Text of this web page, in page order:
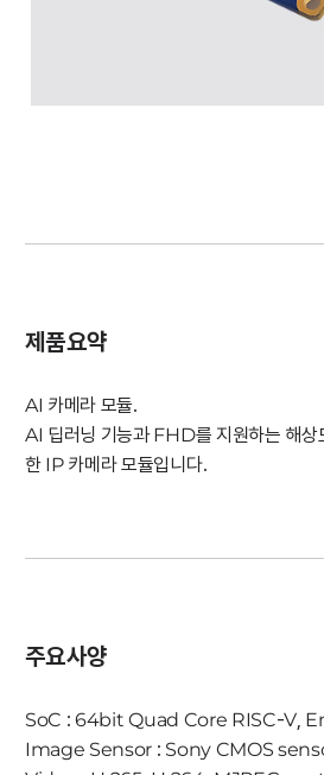
제품요약
AI 카메라 모듈.
AI 딥러닝 기능과 FHD를 지원하는 해상
한 IP 카메라 모듈입니다.
주요사양
SoC : 64bit Quad Core RISC-V,
Image Sensor : Sony CMOS